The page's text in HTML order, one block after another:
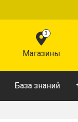
3
Магазины
База знаний